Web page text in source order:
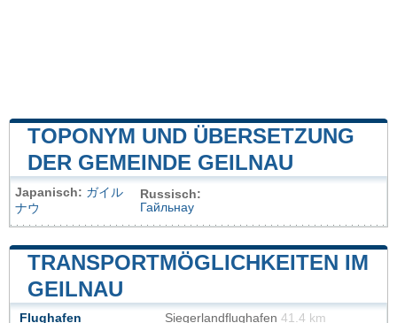
TOPONYM UND ÜBERSETZUNG
DER GEMEINDE GEILNAU
Japanisch: ガイル
ナウ
Russisch:
Гайльнау
TRANSPORTMÖGLICHKEITEN IM
GEILNAU
Flughafen Siegerlandflughafen 41.4 km